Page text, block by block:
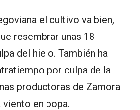
el cultivo va bien,
resembrar unas 18
del hielo. También ha
por culpa de la
productoras de Zamora
en popa.